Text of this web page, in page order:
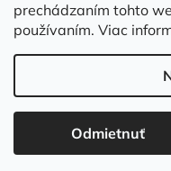
prechádzaním tohto
používaním. Viac
Odmietnuť
PRIHLÁSIŤ SA
Vytvoril
Copyright 2026